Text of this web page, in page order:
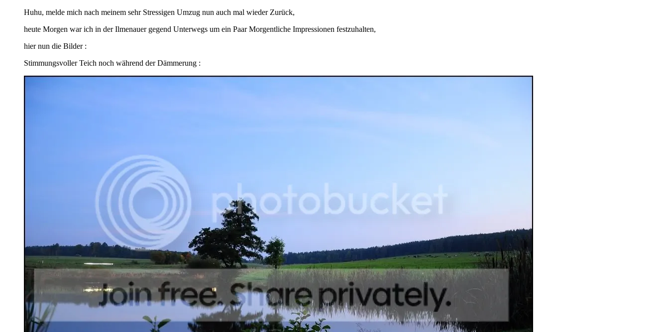
Huhu, melde mich nach meinem sehr Stressigen Umzug nun auch mal wieder Zurück,
heute Morgen war ich in der Ilmenauer gegend Unterwegs um ein Paar Morgentliche Impressionen festzuhalten,
hier nun die Bilder :
Stimmungsvoller Teich noch während der Dämmerung :